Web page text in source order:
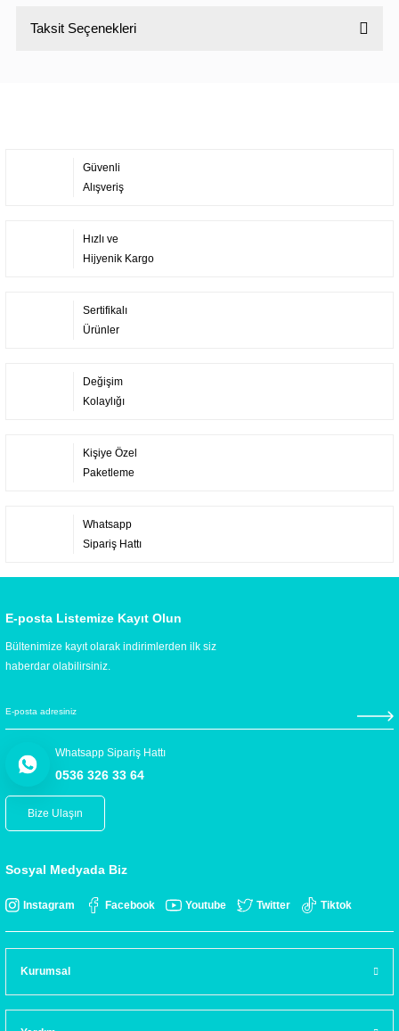
Taksit Seçenekleri
Güvenli
Alışveriş
Hızlı ve
Hijyenik Kargo
Sertifikalı
Ürünler
Değişim
Kolaylığı
Kişiye Özel
Paketleme
Whatsapp
Sipariş Hattı
E-posta Listemize Kayıt Olun
Bültenimize kayıt olarak indirimlerden ilk siz
haberdar olabilirsiniz.
Whatsapp Sipariş Hattı
0536 326 33 64
Bize Ulaşın
Sosyal Medyada Biz
Instagram Facebook Youtube Twitter Tiktok
Kurumsal